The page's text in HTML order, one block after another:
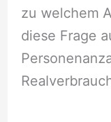
zu welchem
diese Frage